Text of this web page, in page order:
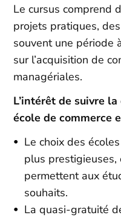
Le cursus comprend
projets pratiques,
souvent une période
sur l’acquisition de
managériales.
L’intérêt de suivre
école de commerce
Le choix des
plus prestigieuses,
permettent aux
souhaits.
La quasi-gratuité